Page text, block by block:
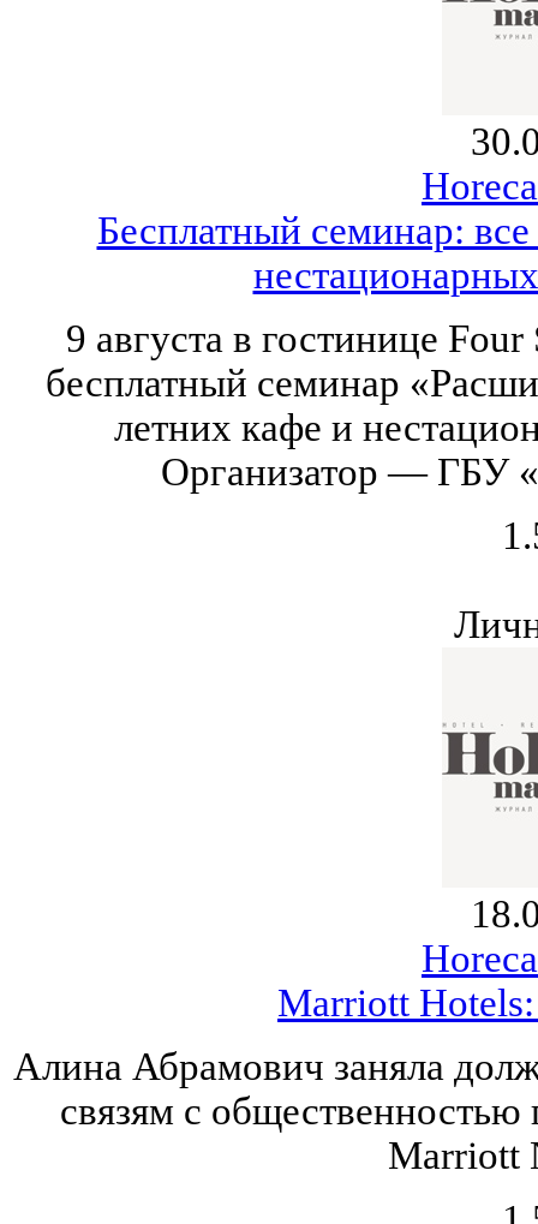
Бесплатный семинар:
9 августа в гостинице
бесплатный семинар
летних кафе и
Организатор — ГБУ
Marriott Hotels:
Алина Абрамович заняла
связям с общественностью
Marriott